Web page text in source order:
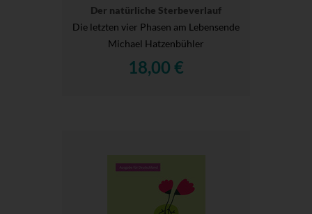
Der natürliche Sterbeverlauf
Die letzten vier Phasen am Lebensende
Michael Hatzenbühler
18,00 €